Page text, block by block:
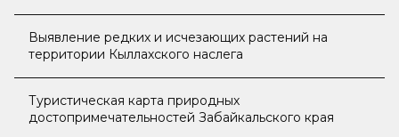
Выявление редких и исчезающих растений на
территории Кыллахского наслега
Туристическая карта природных
достопримечательностей Забайкальского края